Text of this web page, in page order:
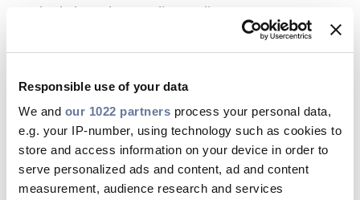
Responsible use of your data
We and our 1022 partners process your personal data,
e.g. your IP-number, using technology such as cookies to
store and access information on your device in order to
serve personalized ads and content, ad and content
measurement, audience research and services
Azionisti prevista per il 17 aprile 2019.
una nuova convocazione dell’Assemblea, si stima
che il pagamento del dividendo che
eventualmente sarà proposto dal Consiglio di
Amministrazione a seguito del riesame del
bilancio, possa avvenire nel mese digiugno.